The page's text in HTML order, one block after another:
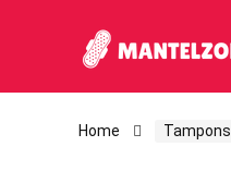
Home Tampons